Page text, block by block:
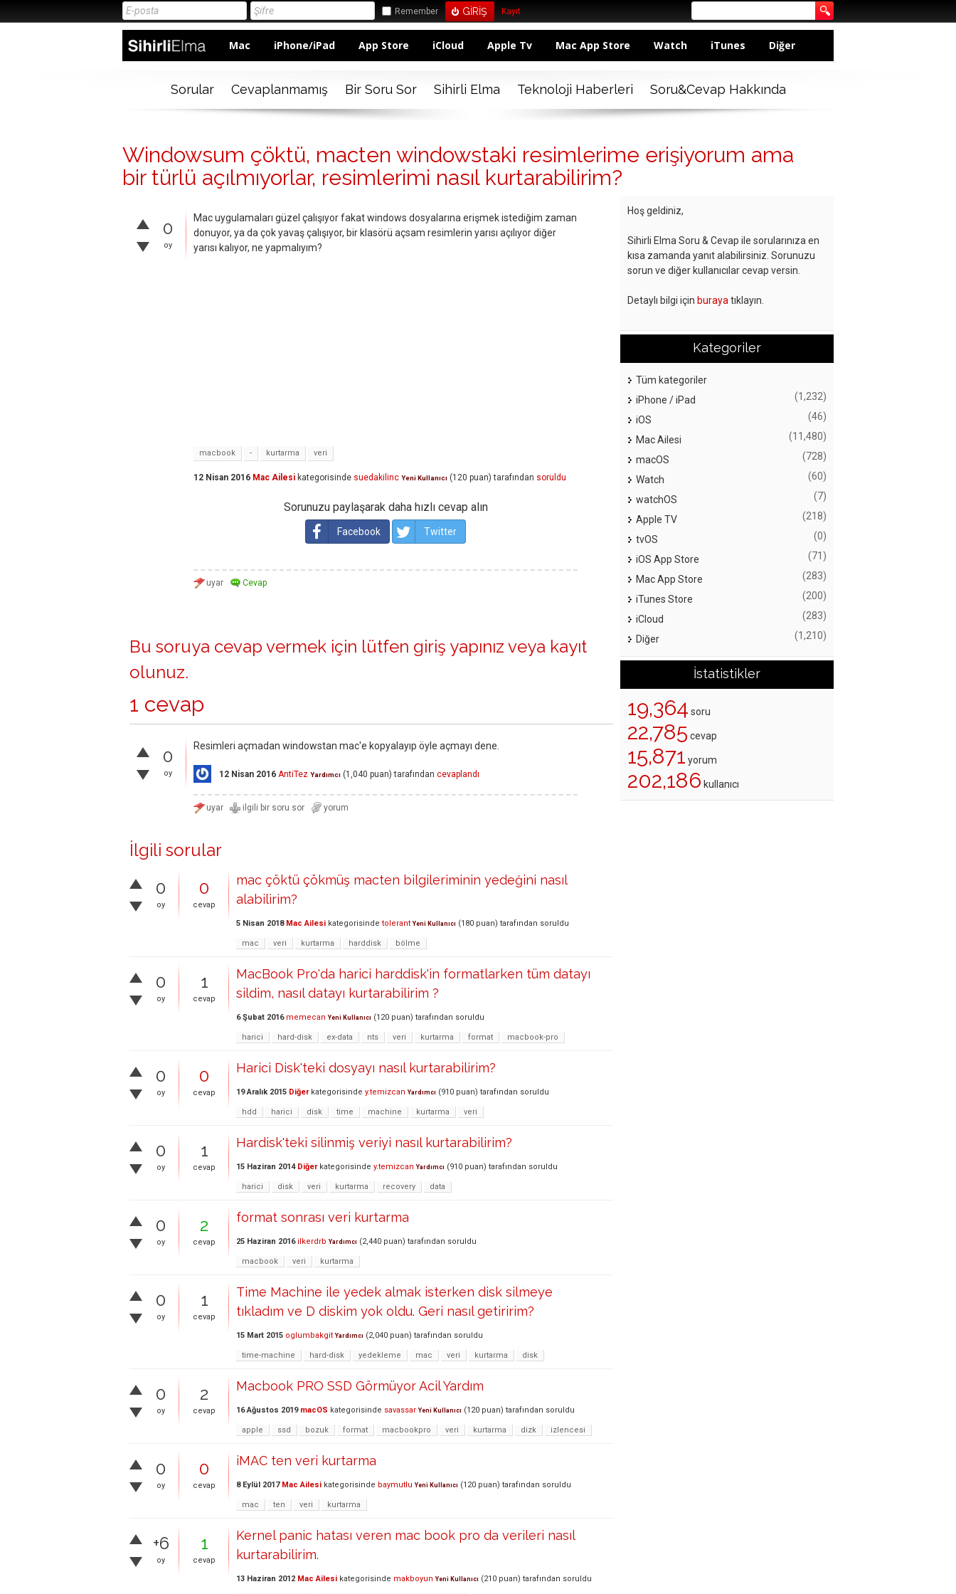
Remember Kayıt
Mac iPhone/iPad App Store iCloud Apple Tv Mac App Store Watch iTunes Diğer
Sorular Cevaplanmamış Bir Soru Sor Sihirli Elma Teknoloji Haberleri Soru&Cevap Hakkında
Windowsum çöktü, macten windowstaki resimlerime erişiyorum ama
bir türlü açılmıyorlar, resimlerimi nasıl kurtarabilirim?
0
oy
Mac uygulamaları güzel çalışıyor fakat windows dosyalarına erişmek istediğim zaman
donuyor, ya da çok yavaş çalışıyor, bir klasörü açsam resimlerin yarısı açılıyor diğer
yarısı kalıyor, ne yapmalıyım?
macbook - kurtarma veri
12 Nisan 2016 Mac Ailesi kategorisinde suedakilinc Yeni Kullanıcı (120 puan) tarafından soruldu
Sorunuzu paylaşarak daha hızlı cevap alın
Facebook Twitter
Bu soruya cevap vermek için lütfen giriş yapınız veya kayıt
olunuz.
1 cevap
0
oy
Resimleri açmadan windowstan mac'e kopyalayıp öyle açmayı dene.
12 Nisan 2016 AntiTez Yardımcı (1,040 puan) tarafından cevaplandı
İlgili sorular
0
oy
0
cevap
mac çöktü çökmüş macten bilgileriminin yedeğini nasıl
alabilirim?
5 Nisan 2018 Mac Ailesi kategorisinde tolerant Yeni Kullanıcı (180 puan) tarafından soruldu
mac veri kurtarma harddisk bölme
0
oy
1
cevap
MacBook Pro'da harici harddisk'in formatlarken tüm datayı
sildim, nasıl datayı kurtarabilirim ?
6 Şubat 2016 memecan Yeni Kullanıcı (120 puan) tarafından soruldu
harici hard-disk ex-data nts veri kurtarma format macbook-pro
0
oy
0
cevap
Harici Disk'teki dosyayı nasıl kurtarabilirim?
19 Aralık 2015 Diğerkategorisinde y.temizcan Yardımcı (910 puan) tarafından soruldu
hdd harici disk time machine kurtarma veri
0
oy
1
cevap
Hardisk'teki silinmiş veriyi nasıl kurtarabilirim?
15 Haziran 2014 Diğerkategorisinde y.temizcan Yardımcı (910 puan) tarafından soruldu
harici disk veri kurtarma recovery data
0
oy
2
cevap
format sonrası veri kurtarma
25 Haziran 2016 ilkerdrb Yardımcı (2,440 puan) tarafından soruldu
macbook veri kurtarma
0
oy
1
cevap
Time Machine ile yedek almak isterken disk silmeye
tıkladım ve D diskim yok oldu. Geri nasıl getiririm?
15 Mart 2015 oglumbakgit Yardımcı (2,040 puan) tarafından soruldu
time-machine hard-disk yedekleme mac veri kurtarma disk
0
oy
2
cevap
Macbook PRO SSD Görmüyor Acil Yardım
16 Ağustos 2019 macOS kategorisinde savassar Yeni Kullanıcı (120 puan) tarafından soruldu
apple ssd bozuk format macbookpro veri kurtarma dizk izlencesi
0
oy
0
cevap
iMAC ten veri kurtarma
8 Eylül 2017 Mac Ailesi kategorisinde baymutlu Yeni Kullanıcı (120 puan) tarafından soruldu
mac ten veri kurtarma
+6
oy
1
cevap
Kernel panic hatası veren mac book pro da verileri nasıl
kurtarabilirim.
13 Haziran 2012 Mac Ailesi kategorisinde makboyun Yeni Kullanıcı (210 puan) tarafından soruldu
Hoş geldiniz,
Sihirli Elma Soru & Cevap ile sorularınıza en
kısa zamanda yanıt alabilirsiniz. Sorunuzu
sorun ve diğer kullanıcılar cevap versin.
Detaylı bilgi için buraya tıklayın.
Kategoriler
Tüm kategoriler
iPhone / iPad
(1,232)
iOS (46)
Mac Ailesi (11,480)
macOS (728)
Watch (60)
watchOS (7)
Apple TV (218)
tvOS (0)
iOS App Store (71)
Mac App Store (283)
iTunes Store (200)
iCloud (283)
Diğer (1,210)
İstatistikler
19,364 soru
22,785 cevap
15,871 yorum
202,186 kullanıcı